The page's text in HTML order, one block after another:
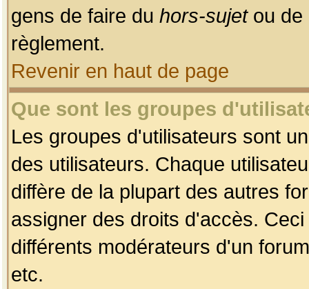
gens de faire du hors-sujetou de
règlement.
Revenir en haut de page
Que sont les groupes
Les groupes d'utilisateurs sont
des utilisateurs. Chaque
diffère de la plupart des autres
assigner des droits d'accès.
différents modérateurs d'un
etc.